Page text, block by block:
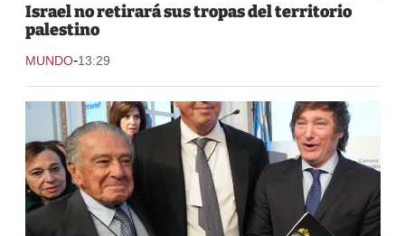
Israel no retirará sus tropas del territorio
palestino
MUNDO-13:29